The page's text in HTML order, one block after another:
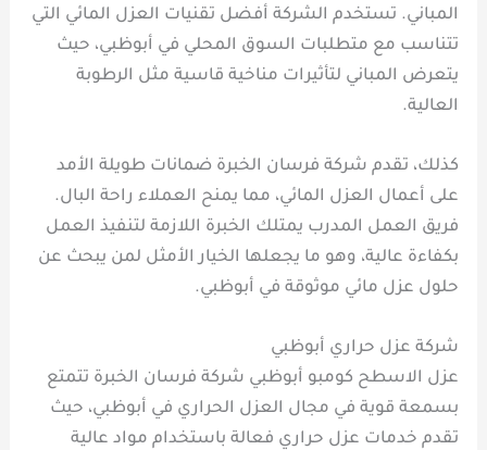
المباني. تستخدم الشركة أفضل تقنيات العزل المائي التي
تتناسب مع متطلبات السوق المحلي في أبوظبي، حيث
يتعرض المباني لتأثيرات مناخية قاسية مثل الرطوبة
العالية.
كذلك، تقدم شركة فرسان الخبرة ضمانات طويلة الأمد
على أعمال العزل المائي، مما يمنح العملاء راحة البال.
فريق العمل المدرب يمتلك الخبرة اللازمة لتنفيذ العمل
بكفاءة عالية، وهو ما يجعلها الخيار الأمثل لمن يبحث عن
حلول عزل مائي موثوقة في أبوظبي.
شركة عزل حراري أبوظبي
عزل الاسطح كومبو أبوظبي شركة فرسان الخبرة تتمتع
بسمعة قوية في مجال العزل الحراري في أبوظبي، حيث
تقدم خدمات عزل حراري فعالة باستخدام مواد عالية